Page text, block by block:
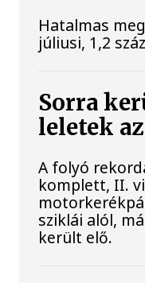
Hatalmas
júliusi, 1,2
Sorra
leletek
A folyó
komplett, II.
sziklái alól,
került elő.